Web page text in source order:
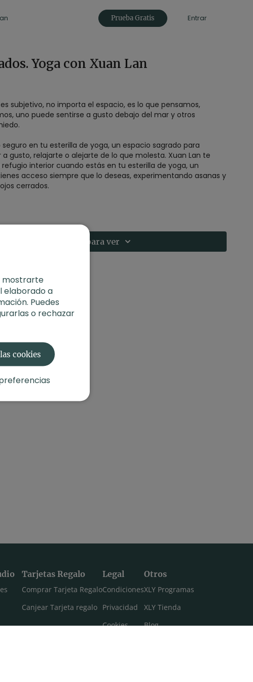
Prueba Gratis Entrar
Yoga con Xuan Lan
subjetivo, no importa el espacio, es lo que pensamos,
uno puede sentirse a gusto debajo del mar y otros
en tu esterilla de yoga, un espacio sagrado para
gusto, relajarte o alejarte de lo que molesta. Xuan Lan te
interior cuando estás en tu esterilla de yoga, un
acceso siempre que lo deseas, experimentando asanas y
cerrados.
interior
2024
: Equilibrio en movimiento slow. Vinyasa con Xuan Lan
Suscríbete para ver
Tarjetas Regalo
Comprar Tarjeta Regalo
Canjear Tarjeta regalo
Legal
Condiciones
Privacidad
Cookies
Otros
XLY Programas
XLY Tienda
Blog
mostrarte
elaborado a
Puedes
o rechazar
cookies